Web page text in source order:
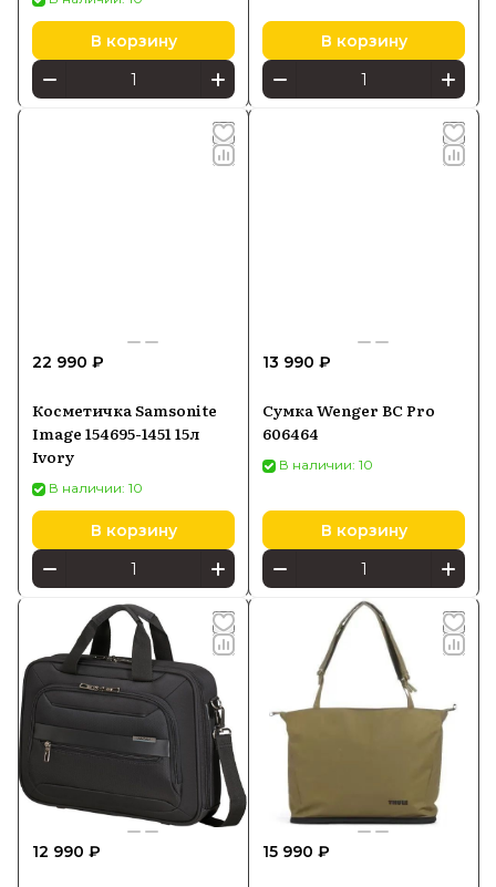
В корзину В корзину
22 990 ₽
Косметичка Samsonite
Image 154695-1451 15л
Ivory
В наличии: 10
В корзину
13 990 ₽
Сумка Wenger BC Pro
606464
В наличии: 10
В корзину
12 990 ₽ 15 990 ₽